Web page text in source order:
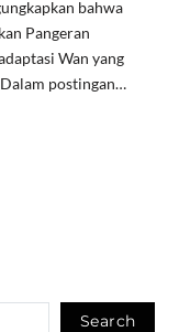
bahwa
Pangeran
Wan yang
postingan…
Search